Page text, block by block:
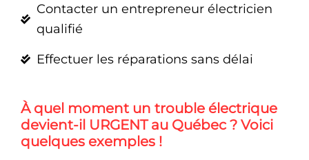
Contacter un entrepreneur électricien
qualifié
Effectuer les réparations sans délai
À quel moment un trouble électrique
devient-il URGENT au Québec ? Voici
quelques exemples !